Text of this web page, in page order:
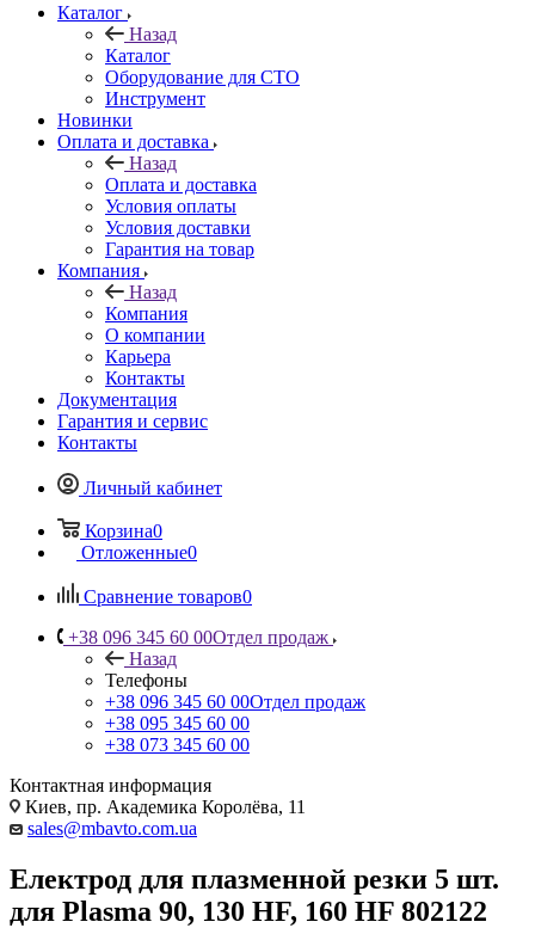
Каталог
Назад
Каталог
Оборудование для СТО
Инструмент
Новинки
Оплата и доставка
Назад
Оплата и доставка
Условия оплаты
Условия доставки
Гарантия на товар
Компания
Назад
Компания
О компании
Карьера
Контакты
Документация
Гарантия и сервис
Контакты
Личный кабинет
Корзина0
Отложенные0
Сравнение товаров0
+38 096 345 60 00Отдел продаж
Назад
Телефоны
+38 096 345 60 00Отдел продаж
+38 095 345 60 00
+38 073 345 60 00
Контактная информация
Киев, пр. Академика Королёва, 11
sales@mbavto.com.ua
Електрод для плазменной резки 5 шт.
для Plasma 90, 130 HF, 160 HF 802122